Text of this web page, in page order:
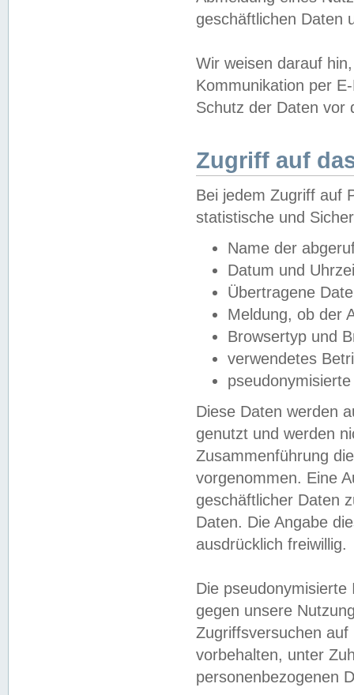
geschäftlichen Daten
Wir weisen darauf
Kommunikation per
Schutz der Daten vor
Zugriff auf
Bei jedem Zugriff auf
statistische und
Name der
Datum und
Übertragene
Meldung, ob der
Browsertyp und
verwendetes
Diese Daten werden
genutzt und werden
Zusammenführung
vorgenommen. Eine
geschäftlicher Daten
Daten. Die Angabe
ausdrücklich freiwillig.
Die
gegen unsere
Zugriffsversuchen
vorbehalten, unter
personenbezogenen